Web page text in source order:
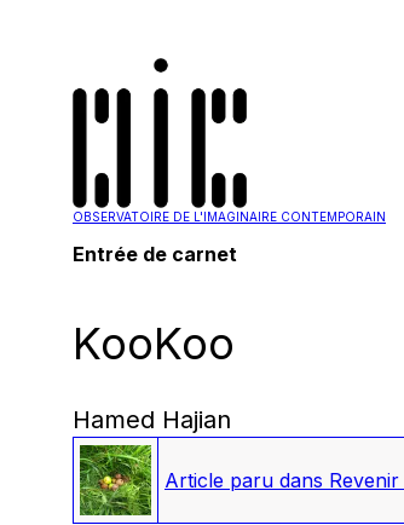
OBSERVATOIRE DE L'IMAGINAIRE CONTEMPORAIN
Entrée de carnet
KooKoo
Hamed Hajian
Article paru dans